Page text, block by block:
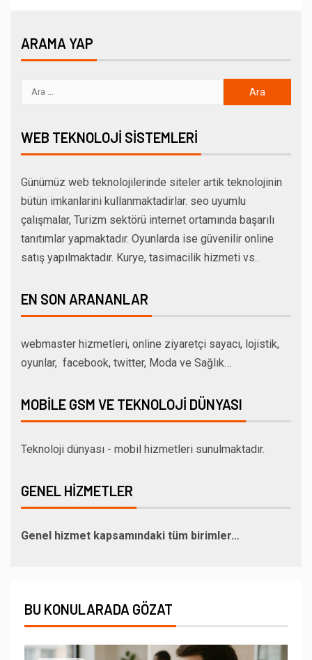
ARAMA YAP
WEB TEKNOLOJI SISTEMLERI
Günümüz web teknolojilerinde siteler artik teknolojinin
bütün imkanlarini kullanmaktadirlar. seo uyumlu
çalışmalar, Turizm sektörü internet ortamında başarılı
tanıtımlar yapmaktadır. Oyunlarda ise güvenilir online
satış yapılmaktadır. Kurye, tasimacilik hizmeti vs..
EN SON ARANANLAR
webmaster hizmetleri, online ziyaretçi sayacı, lojistik,
oyunlar, facebook, twitter, Moda ve Sağlık…
MOBILE GSM VE TEKNOLOJI DÜNYASI
Teknoloji dünyası - mobil hizmetleri sunulmaktadır.
GENEL HIZMETLER
Genel hizmet kapsamındaki tüm birimler…
BU KONULARADA GÖZAT